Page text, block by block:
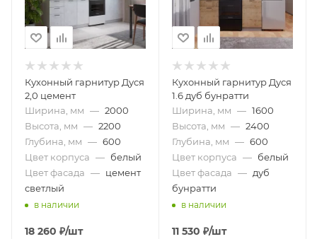
Кухонный гарнитур Дуся
2,0 цемент
Ширина, мм — 2000
Высота, мм — 2200
Глубина, мм — 600
Цвет корпуса — белый
Цвет фасада — цемент
светлый
в наличии
18 260 ₽/шт
Кухонный гарнитур Дуся
1.6 дуб бунратти
Ширина, мм — 1600
Высота, мм — 2400
Глубина, мм — 600
Цвет корпуса — белый
Цвет фасада — дуб
бунратти
в наличии
11 530 ₽/шт